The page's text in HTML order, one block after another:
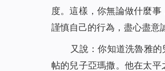
度。這樣，你無論做什麼
謹慎自己的行為，盡心盡意
又說：你知道洗魯雅
帖的兒子亞瑪撒。他在太